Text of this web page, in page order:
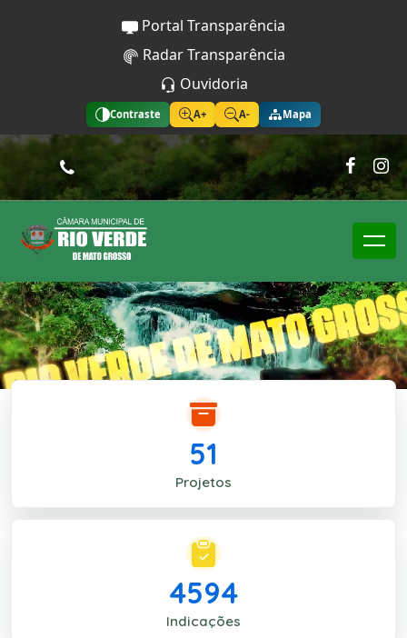
Portal Transparência
Radar Transparência
Ouvidoria
Contraste A+ A- Mapa
51
Projetos
4594
Indicações